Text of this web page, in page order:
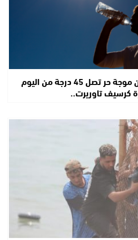
نشرة إنذارية تحذر من موجة حر تصل 45 درجة من اليوم
كرسيف تاوريرت..